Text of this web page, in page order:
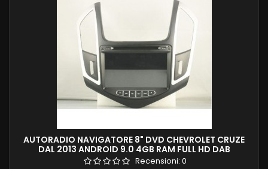
AUTORADIO NAVIGATORE 8" DVD CHEVROLET CRUZE
DAL 2013 ANDROID 9.0 4GB RAM FULL HD DAB
Recensioni: 0